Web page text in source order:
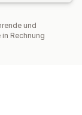
und
Rechnung